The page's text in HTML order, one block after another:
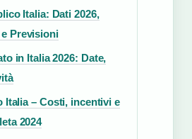
Italia: Dati 2026,
Previsioni
in Italia 2026: Date,
Italia – Costi, incentivi e
2024